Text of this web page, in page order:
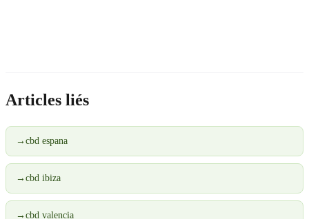
Articles liés
→ cbd espana
→ cbd ibiza
→ cbd valencia